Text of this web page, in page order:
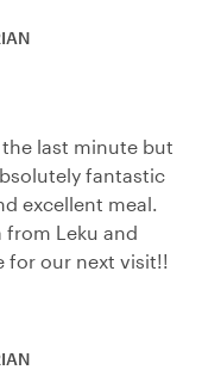
last minute but
fantastic
excellent meal.
from Leku and
for our next visit!!